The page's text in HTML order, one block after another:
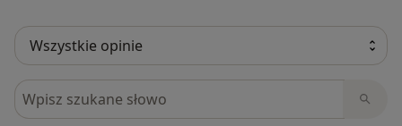
Szukaj w opiniach